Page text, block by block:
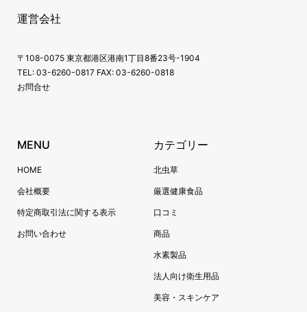
運営会社
〒108-0075 東京都港区港南1丁目8番23号-1904
TEL: 03-6260-0817 FAX: 03-6260-0818
お問合せ
MENU
HOME
会社概要
特定商取引法に関する表示
お問い合わせ
カテゴリー
北虫草
厳選健康食品
口コミ
商品
水素製品
法人向け衛生用品
美容・スキンケア